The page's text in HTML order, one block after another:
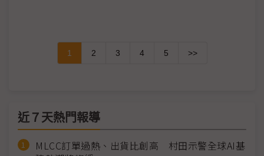
1 2 3 4 5 >>
近７天熱門報導
MLCC訂單過熱、出貨比創高 村田示警全球AI基